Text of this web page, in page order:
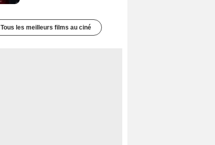
Tous les meilleurs films au ciné